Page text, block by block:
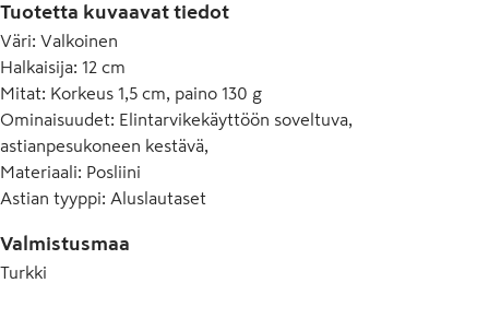
Tuotetta kuvaavat tiedot
Väri: Valkoinen
Halkaisija: 12 cm
Mitat: Korkeus 1,5 cm, paino 130 g
Ominaisuudet: Elintarvikekäyttöön soveltuva,
astianpesukoneen kestävä,
Materiaali: Posliini
Astian tyyppi: Aluslautaset
Valmistusmaa
Turkki